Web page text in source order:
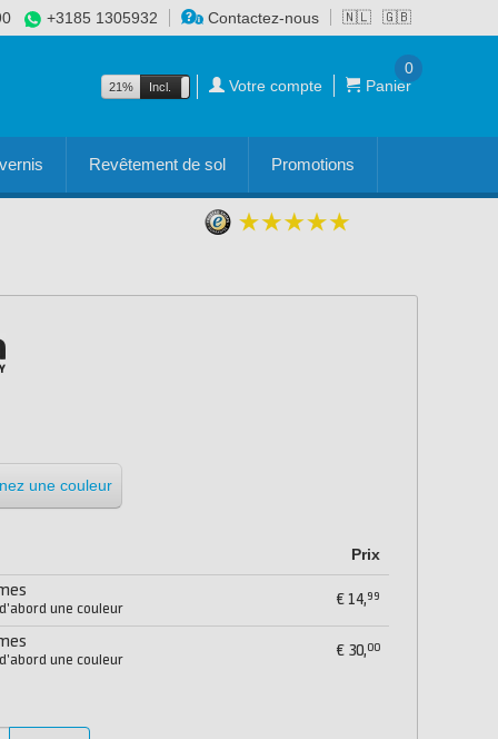
🇳🇱 🇬🇧
+3185 1305932 Contactez-nous
21% Incl. Excl. Votre compte Panier
0
Revêtement de sol Promotions
une couleur
Prix
une couleur
€14,99
une couleur
€ 30,00